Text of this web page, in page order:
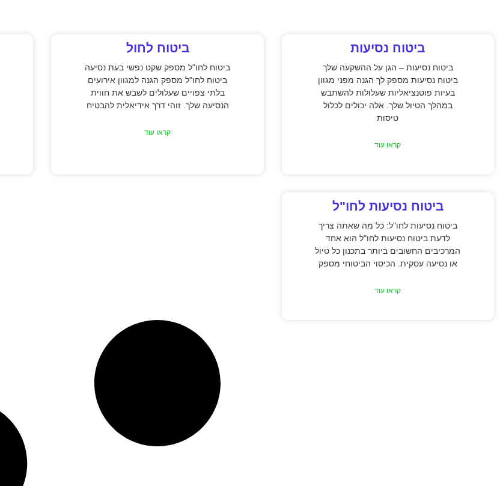
ביטוח נסיעות
ביטוח נסיעות – הגן על ההשקעה שלך
ביטוח נסיעות מספק לך הגנה מפני מגוון
בעיות פוטנציאליות שעלולות להשתבש
במהלך הטיול שלך. אלה יכולים לכלול
טיסות
קראו עוד
ביטוח לחול
ביטוח לחו"ל מספק שקט נפשי בעת נסיעה
ביטוח לחו"ל מספק הגנה למגוון אירועים
בלתי צפויים שעלולים לשבש את חווית
הנסיעה שלך. זוהי דרך אידיאלית להבטיח
קראו עוד
ביטוח נסיעות לחו"ל
ביטוח נסיעות לחו"ל: כל מה שאתה צריך
לדעת ביטוח נסיעות לחו"ל הוא אחד
המרכיבים החשובים ביותר בתכנון כל טיול
או נסיעה עסקית. הכיסוי הביטוחי מספק
קראו עוד